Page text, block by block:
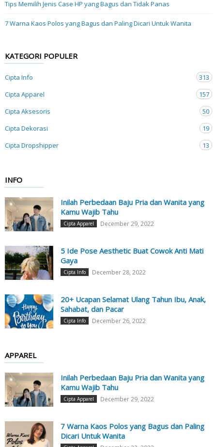
Tips Memilih Jenis Case HP yang Bagus dan Tidak Panas
7 Warna Kaos Polos yang Bagus dan Paling Dicari Untuk Wanita
KATEGORI POPULER
Cipta Info
313
Cipta Apparel
157
Cipta Aksesoris
50
Cipta Dekorasi
19
Cipta Dropshipper
13
INFO
Inilah Perbedaan Baju Pria dan Wanita yang
Kamu Wajib Tahu
Cipta Apparel December 29, 2022
5 Ide Pose Aesthetic Buat Cowok Anti Mati
Gaya
Cipta Info December 28, 2022
20+ Ucapan Selamat Ulang Tahun Ibu, Anak,
Sahabat, dan Pacar
Cipta Info December 26, 2022
APPAREL
Inilah Perbedaan Baju Pria dan Wanita yang
Kamu Wajib Tahu
Cipta Apparel December 29, 2022
7 Warna Kaos Polos yang Bagus dan Paling
Dicari Untuk Wanita